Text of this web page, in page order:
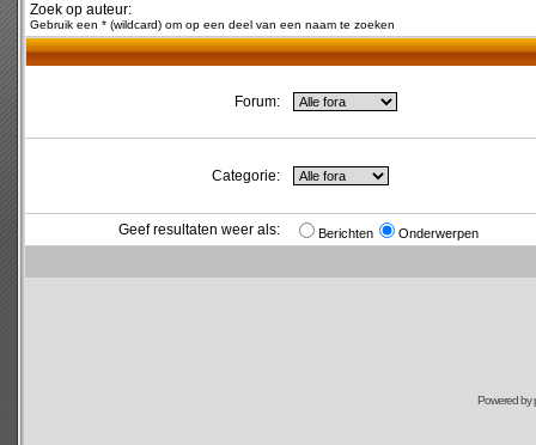
Zoek op auteur:
Gebruik een * (wildcard) om op een deel van een naam te zoeken
Forum:
Categorie:
Geef resultaten weer als: Berichten Onderwerpen
Powered by